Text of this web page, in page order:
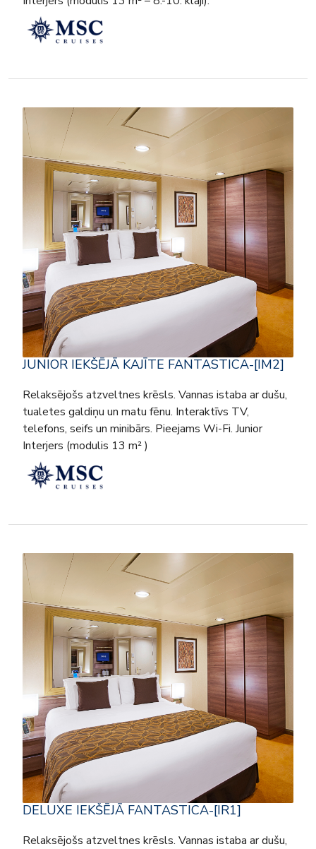
JUNIOR IEKŠĒJĀ KAJĪTE FANTASTICA-[IM2]
Relaksējošs atzveltnes krēsls. Vannas istaba ar dušu,
tualetes galdiņu un matu fēnu. Interaktīvs TV,
telefons, seifs un minibārs. Pieejams Wi-Fi. Junior
Interjers (modulis 13 m² )
DELUXE IEKŠĒJĀ FANTASTICA-[IR1]
Relaksējošs atzveltnes krēsls. Vannas istaba ar dušu,